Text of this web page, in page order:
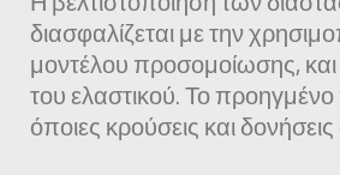
διασφαλίζεται με την
μοντέλου προσομοίωσης, και
του ελαστικού. Το προηγμένο
όποιες κρούσεις και